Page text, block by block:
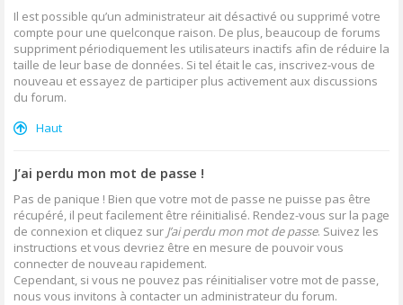
Il est possible qu’un administrateur ait désactivé ou supprimé votre
compte pour une quelconque raison. De plus, beaucoup de forums
suppriment périodiquement les utilisateurs inactifs afin de réduire la
taille de leur base de données. Si tel était le cas, inscrivez-vous de
nouveau et essayez de participer plus activement aux discussions
du forum.
Haut
J’ai perdu mon mot de passe !
Pas de panique ! Bien que votre mot de passe ne puisse pas être
récupéré, il peut facilement être réinitialisé. Rendez-vous sur la page
de connexion et cliquez sur J’ai perdu mon mot de passe. Suivez les
instructions et vous devriez être en mesure de pouvoir vous
connecter de nouveau rapidement.
Cependant, si vous ne pouvez pas réinitialiser votre mot de passe,
nous vous invitons à contacter un administrateur du forum.